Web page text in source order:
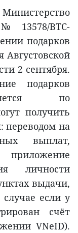
13578/BTC-
подарков
Августовской
2 сентября.
подарков
по
получить
переводом на
выплат,
личности
выдачи,
если у
счёт
VNeID).